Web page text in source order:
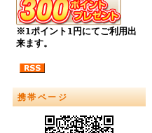
※1ポイント1円にてご利用出
来ます。
携帯ページ